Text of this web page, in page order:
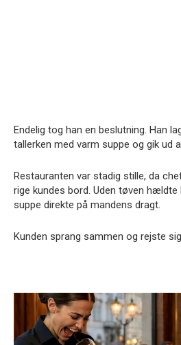
Endelig tog han en beslutning. Han
tallerken med varm suppe og gik ud
Restauranten var stadig stille, da
rige kundes bord. Uden tøven hældte
suppe direkte på mandens dragt.
Kunden sprang sammen og rejste